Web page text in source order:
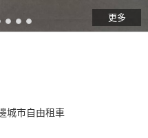
更多
城市自由租車